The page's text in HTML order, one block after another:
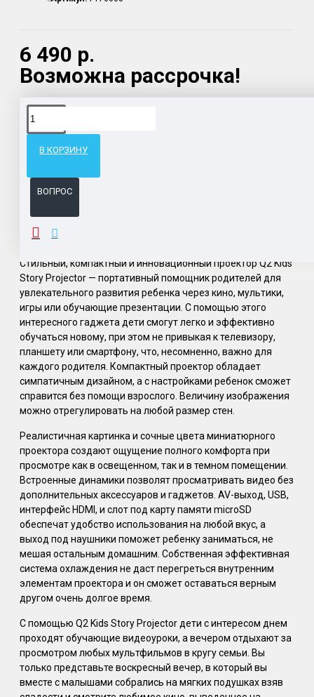
6 490 р.
Возможна рассрочка!
В КОРЗИНУ
ВОПРОС
Доставка товара по всему Таможенному союзу.
ОПИСАНИЕ
Cтильный, компактный и инновационный проектор Q2 Kids
Story Projector — портативный помощник родителей для
увлекательного развития ребенка через кино, мультики,
игры или обучающие презентации. С помощью этого
интересного гаджета дети смогут легко и эффективно
обучаться новому, при этом не привыкая к телевизору,
планшету или смартфону, что, несомненно, важно для
каждого родителя. Компактный проектор обладает
симпатичным дизайном, а с настройками ребенок сможет
справится без помощи взрослого. Величину изображения
можно отрегулировать на любой размер стен.
Реалистичная картинка и сочные цвета миниатюрного
проектора создают ощущение полного комфорта при
просмотре как в освещенном, так и в темном помещении.
Встроенные динамики позволят просматривать видео без
дополнительных аксессуаров и гаджетов. AV-выход, USB,
интерфейс HDMI, и слот под карту памяти microSD
обеспечат удобство использования на любой вкус, а
выход под наушники поможет ребенку заниматься, не
мешая остальным домашним. Собственная эффективная
система охлаждения не даст перегреться внутренним
элементам проектора и он сможет оставаться верным
другом очень долгое время.
С помощью Q2 Kids Story Projector дети с интересом днем
проходят обучающие видеоуроки, а вечером отдыхают за
просмотром любых мультфильмов в кругу семьи. Вы
только представьте воскресный вечер, в который вы
вместе с малышами собрались на мягких подушках взяв